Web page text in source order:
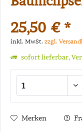
25,50 € *
inkl. MwSt. zzgl.
sofort lieferbar,
Merken